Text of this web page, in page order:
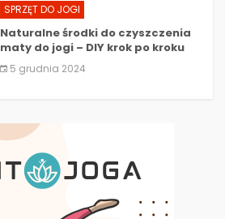
SPRZĘT DO JOGI
Naturalne środki do czyszczenia
maty do jogi – DIY krok po kroku
5 grudnia 2024